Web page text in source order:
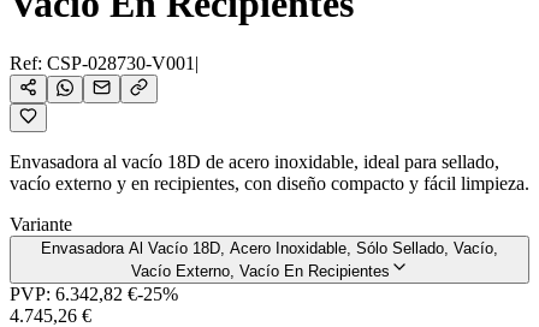
Ref: CSP-028730-V001 |
Envasadora al vacío 18D de acero inoxidable, ideal para sellado,
vacío externo y en recipientes, con diseño compacto y fácil limpieza.
Variante
Envasadora Al Vacío 18D, Acero Inoxidable, Sólo Sellado, Vacío,
Vacío Externo, Vacío En Recipientes
PVP: 6.342,82 €-25%
4.745,26 €